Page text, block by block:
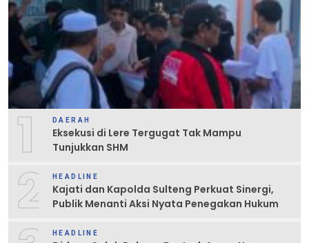
1 DAERAH
Eksekusi di Lere Tergugat Tak Mampu
Tunjukkan SHM
2 HEADLINE
Kajati dan Kapolda Sulteng Perkuat Sinergi,
Publik Menanti Aksi Nyata Penegakan Hukum
HEADLINE